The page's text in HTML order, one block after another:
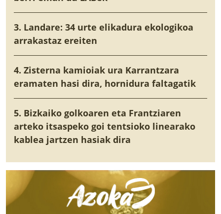
3. Landare: 34 urte elikadura ekologikoa
arrakastaz ereiten
4. Zisterna kamioiak ura Karrantzara
eramaten hasi dira, hornidura faltagatik
5. Bizkaiko golkoaren eta Frantziaren
arteko itsaspeko goi tentsioko linearako
kablea jartzen hasiak dira